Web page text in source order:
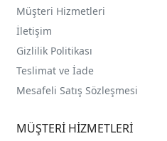
Müşteri Hizmetleri
İletişim
Gizlilik Politikası
Teslimat ve İade
Mesafeli Satış Sözleşmesi
MÜŞTERİ HİZMETLERİ